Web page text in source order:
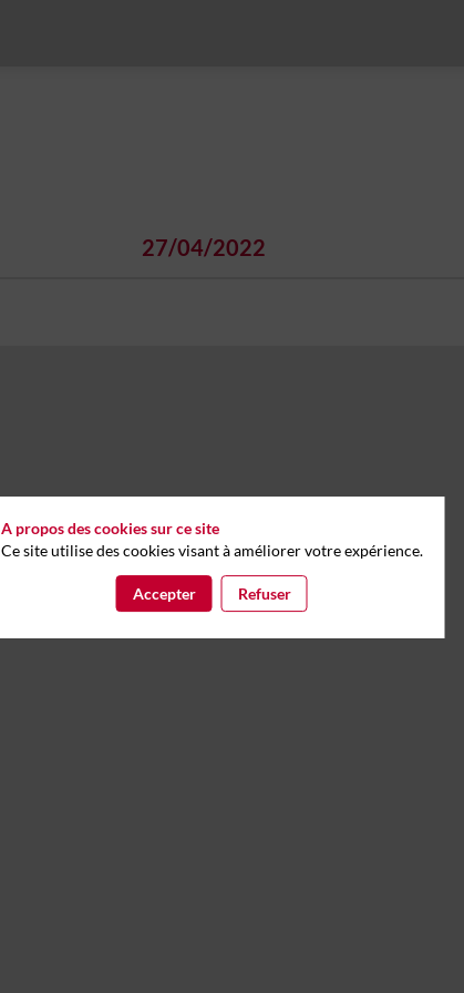
27/04/2022
A propos des cookies sur ce site
Ce site utilise des cookies visant à améliorer votre expérience.
Accepter Refuser